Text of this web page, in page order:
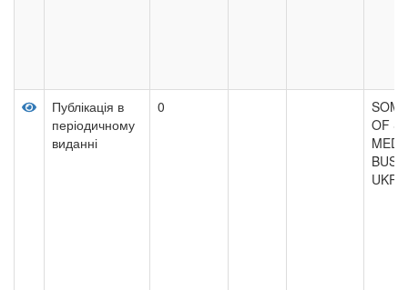
Публікація в
періодичному
виданні
0
OF